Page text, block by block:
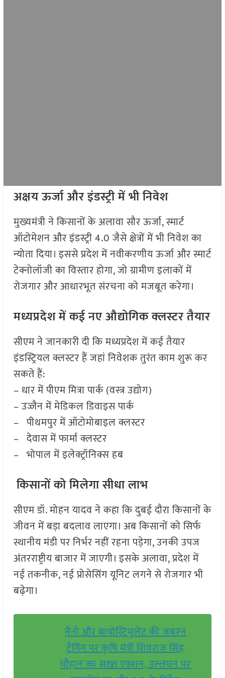
अक्षय ऊर्जा और इंडस्ट्री में भी निवेश
मुख्यमंत्री ने किसानों के अलावा सौर ऊर्जा, स्मार्ट
ऑटोमेशन और इंडस्ट्री 4.0 जैसे क्षेत्रों में भी निवेश का
न्योता दिया। इससे प्रदेश में नवीकरणीय ऊर्जा और स्मार्ट
टेक्नोलॉजी का विस्तार होगा, जो ग्रामीण इलाकों में
रोजगार और आधारभूत संरचना को मजबूत करेगा।
मध्यप्रदेश में कई नए औद्योगिक क्लस्टर तैयार
सीएम ने जानकारी दी कि मध्यप्रदेश में कई तैयार
इंडस्ट्रियल क्लस्टर हैं जहां निवेशक तुरंत काम शुरू कर
सकते हैं:
– धार में पीएम मित्रा पार्क (वस्त्र उद्योग)
– उज्जैन में मेडिकल डिवाइस पार्क
– पीथमपुर में ऑटोमोबाइल क्लस्टर
– देवास में फार्मा क्लस्टर
– भोपाल में इलेक्ट्रॉनिक्स हब
किसानों को मिलेगा सीधा लाभ
सीएम डॉ. मोहन यादव ने कहा कि दुबई दौरा किसानों के
जीवन में बड़ा बदलाव लाएगा। अब किसानों को सिर्फ
स्थानीय मंडी पर निर्भर नहीं रहना पड़ेगा, उनकी उपज
अंतरराष्ट्रीय बाजार में जाएगी। इसके अलावा, प्रदेश में
नई तकनीक, नई प्रोसेसिंग यूनिट लगने से रोजगार भी
बढ़ेगा।
नैनो और बायोस्टिमुलेंट की जबरन
टैगिंग पर कृषि मंत्री शिवराज सिंह
चौहान का सख्त एक्शन, उल्लंघन पर